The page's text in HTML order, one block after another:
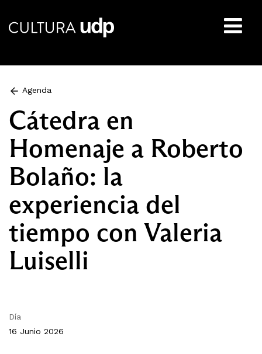
Agenda
Cátedra en
Homenaje a Roberto
Bolaño: la
experiencia del
tiempo con Valeria
Luiselli
Día
16 Junio 2026